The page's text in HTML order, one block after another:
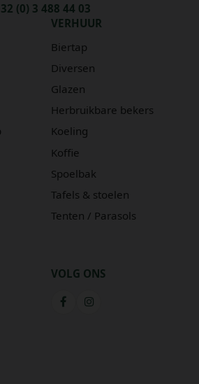
(0) 3 488 44 03
VERHUUR
Biertap
Diversen
Glazen
Herbruikbare bekers
Koeling
Koffie
Spoelbak
Tafels & stoelen
Tenten / Parasols
VOLG ONS